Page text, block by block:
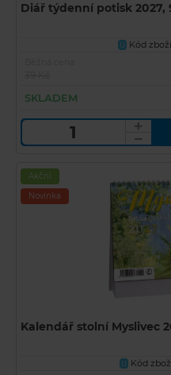
Diář týdenní potisk 2027,
U Kód
SKLADEM
Akční
Novinka
Kalendář stolní Myslivec
U
Kód